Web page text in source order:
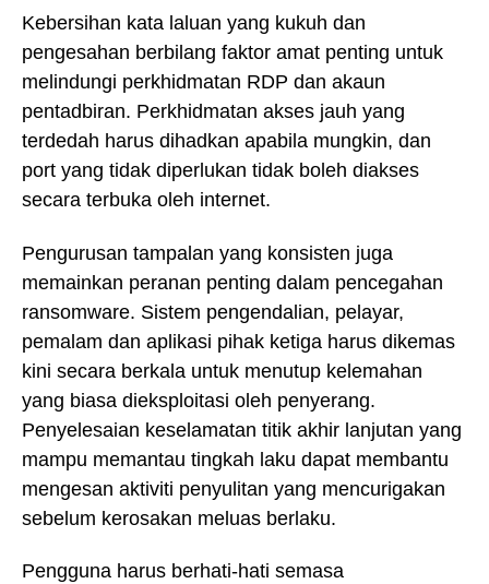
Kebersihan kata laluan yang kukuh dan
pengesahan berbilang faktor amat penting untuk
melindungi perkhidmatan RDP dan akaun
pentadbiran. Perkhidmatan akses jauh yang
terdedah harus dihadkan apabila mungkin, dan
port yang tidak diperlukan tidak boleh diakses
secara terbuka oleh internet.
Pengurusan tampalan yang konsisten juga
memainkan peranan penting dalam pencegahan
ransomware. Sistem pengendalian, pelayar,
pemalam dan aplikasi pihak ketiga harus dikemas
kini secara berkala untuk menutup kelemahan
yang biasa dieksploitasi oleh penyerang.
Penyelesaian keselamatan titik akhir lanjutan yang
mampu memantau tingkah laku dapat membantu
mengesan aktiviti penyulitan yang mencurigakan
sebelum kerosakan meluas berlaku.
Pengguna harus berhati-hati semasa